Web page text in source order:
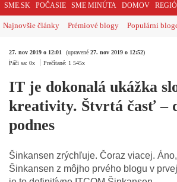
SME.SK POČASIE SME MINÚTA DOMOV
Najnovšie články Prémiové blogy Populárni
27. nov 2019 o 12:01 (upravené 27. nov 2019 o 12:52)
Páči sa: 0x
Prečítané: 1 545x
IT je dokonalá ukážka
kreativity. Štvrtá časť –
podnes
Šinkansen zrýchľuje. Čoraz viacej.
Šinkansen z môjho prvého blogu v